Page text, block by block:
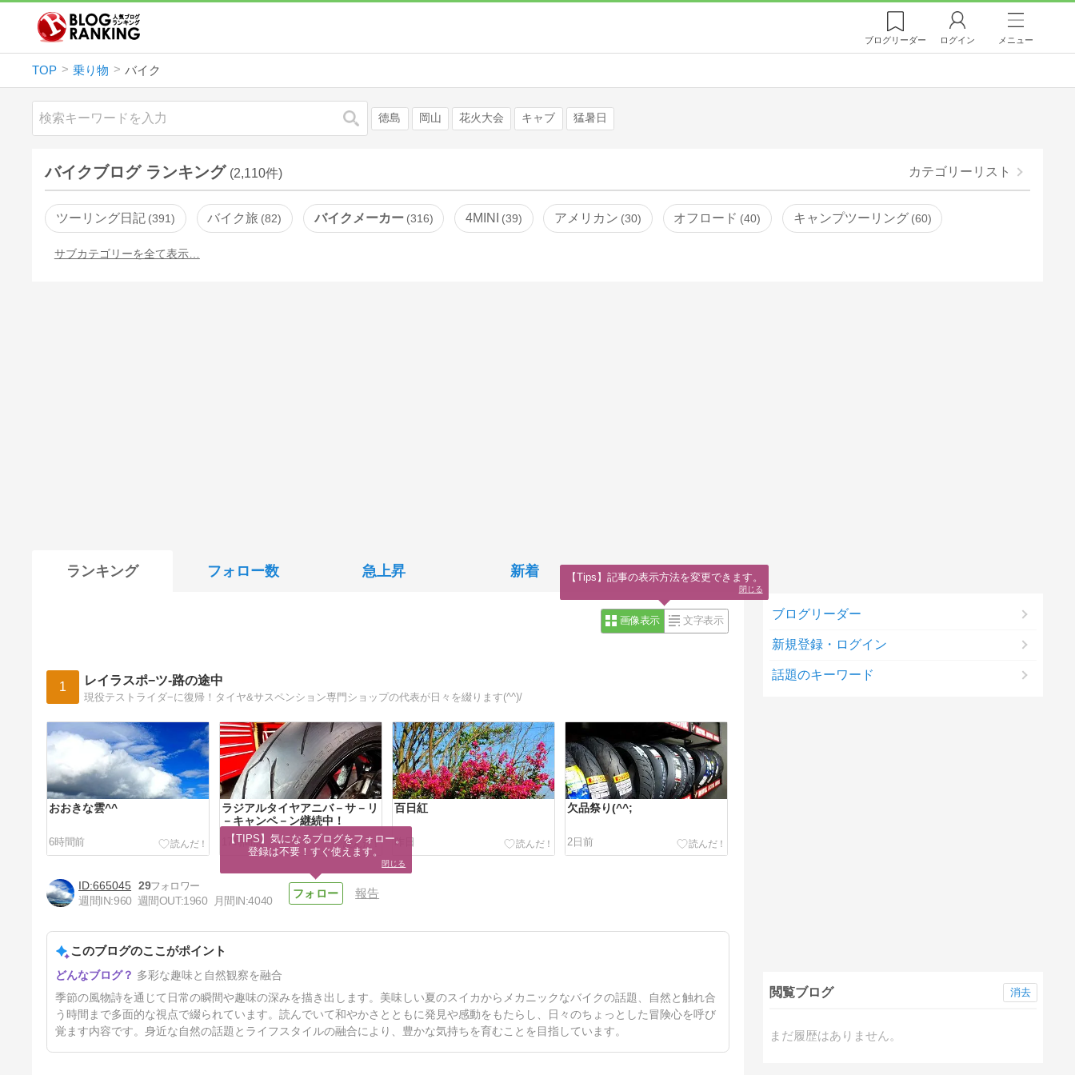
ブログリーダー ログイン メニュー
TOP 乗り物 バイク
検索 徳島 岡山 花火大会 キャブ 猛暑日
バイクブログ ランキング (2,110件) カテゴリーリスト
ツーリング日記 391 バイク旅 82 バイクメーカー 316 4MINI 39 アメリカン 30 オフロード 40 キャンプツーリング 60
サブカテゴリーを全て表示…
ランキング フォロー数 急上昇 新着
画像表示 文字表示
1 レイラスポ−ツ-路の途中
現役テストライダ−に復帰！タイヤ&サスペンション専門ショップの代表が日々を綴ります(^^)/
おおきな雲^^
6時間前
ラジアルタイヤアニバ－サ－リ
－キャンペ－ン継続中！
17時間前
百日紅
昨日
欠品祭り(^^;
2日前
HONDA V3R 900Eコンプレッ
サ－
2日前
665045 29
週間IN:960 週間OUT:1960 月間IN:4040
報告
このブログのここがポイント
多彩な趣味と自然観察を融合
季節の風物詩を通じて日常の瞬間や趣味の深みを描き出します。美味しい夏のスイカからメカニックなバイクの話題、自然と触れ合
う時間まで多面的な視点で綴られています。読んでいて和やかさとともに発見や感動をもたらし、日々のちょっとした冒険心を呼び
覚ます内容です。身近な自然の話題とライフスタイルの融合により、豊かな気持ちを育むことを目指しています。
ブログリーダー
新規登録・ログイン
話題のキーワード
閲覧ブログ
まだ履歴はありません。
消去
【TIPS】気になるブログをフォロー。
登録は不要！すぐ使えます。
閉じる
【Tips】記事の表示方法を変更できます。
閉じる